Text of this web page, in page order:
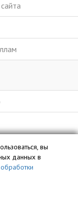
законом.
вы
данных в